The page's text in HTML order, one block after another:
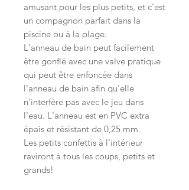
amusant pour les plus petits, et c'est
un compagnon parfait dans la
piscine ou à la plage.
L'anneau de bain peut facilement
être gonflé avec une valve pratique
qui peut être enfoncée dans
l'anneau de bain afin qu'elle
n'interfère pas avec le jeu dans
l'eau. L'anneau est en PVC extra
épais et résistant de 0,25 mm.
Les petits confettis à l'intérieur
raviront à tous les coups, petits et
grands!